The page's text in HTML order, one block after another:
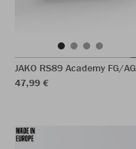
JAKO RS89 Academy FG/AG
47,99 €